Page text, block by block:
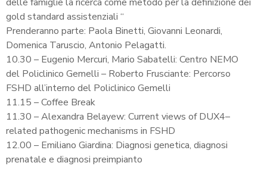
gold standard assistenziali “
Prenderanno parte: Paola Binetti, Giovanni Leonardi,
Domenica Taruscio, Antonio Pelagatti.
10.30 – Eugenio Mercuri, Mario Sabatelli: Centro NEMO
del Policlinico Gemelli – Roberto Frusciante: Percorso
FSHD all’interno del Policlinico Gemelli
11.15 – Coffee Break
11.30 – Alexandra Belayew: Current views of DUX4–
related pathogenic mechanisms in FSHD
12.00 – Emiliano Giardina: Diagnosi genetica, diagnosi
prenatale e diagnosi preimpianto